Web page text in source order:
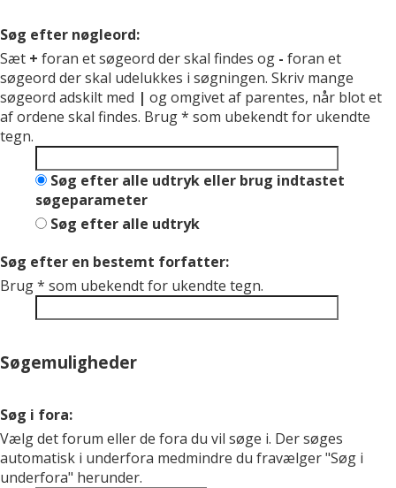
Søg efter nøgleord:
Sæt + foran et søgeord der skal findes og - foran et
søgeord der skal udelukkes i søgningen. Skriv mange
søgeord adskilt med | og omgivet af parentes, når blot et
af ordene skal findes. Brug * som ubekendt for ukendte
tegn.
Søg efter alle udtryk eller brug indtastet
søgeparameter
Søg efter alle udtryk
Søg efter en bestemt forfatter:
Brug * som ubekendt for ukendte tegn.
Søgemuligheder
Søg i fora:
Vælg det forum eller de fora du vil søge i. Der søges
automatisk i underfora medmindre du fravælger "Søg i
underfora" herunder.